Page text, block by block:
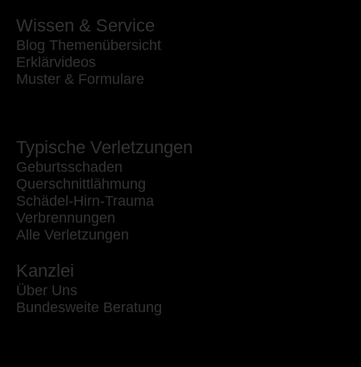
Wissen & Service
Blog Themenübersicht
Erklärvideos
Muster & Formulare
Typische Verletzungen
Geburtsschaden
Querschnittlähmung
Schädel-Hirn-Trauma
Verbrennungen
Alle Verletzungen
Kanzlei
Über Uns
Bundesweite Beratung